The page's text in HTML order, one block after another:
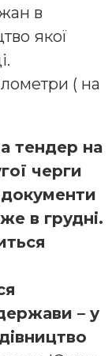
в
якої
( на
тендер на
черги
документи
в грудні.
– у